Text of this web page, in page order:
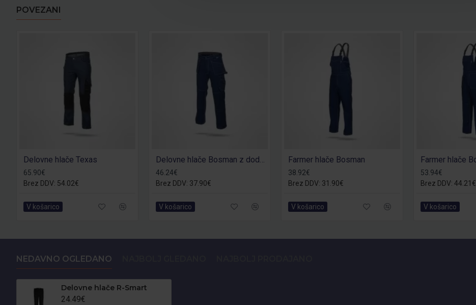
POVEZANI
Delovne hlače Texas
65.90€
Brez DDV: 54.02€
V košarico
Delovne hlače Bosman z dodatnimi žepi
46.24€
Brez DDV: 37.90€
V košarico
Farmer hlače Bosman
38.92€
Brez DDV: 31.90€
V košarico
53.94€
Brez DDV: 44.21€
V košarico
NEDAVNO OGLEDANO
Delovne hlače R-Smart
24.49€